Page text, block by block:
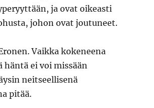
ja ovat oikeasti
johon ovat joutuneet.
Vaikka kokeneena
häntä ei voi missään
neitseellisenä
pitää.